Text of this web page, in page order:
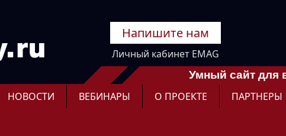
Напишите нам
Личный кабинет EMAG
Умный сайт для
НОВОСТИ ВЕБИНАРЫ О ПРОЕКТЕ ПАРТНЕРЫ